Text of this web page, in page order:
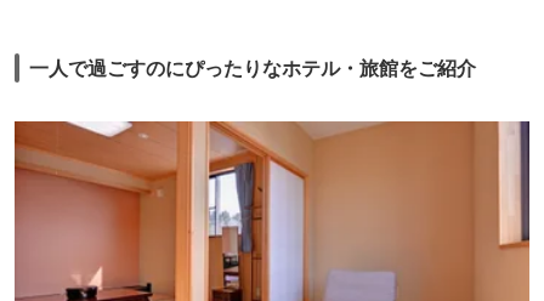
一人で過ごすのにぴったりなホテル・旅館をご紹介